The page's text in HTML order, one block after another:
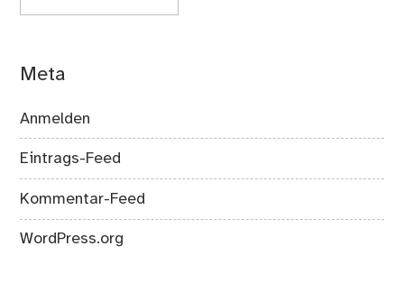
Meta
Anmelden
Eintrags-Feed
Kommentar-Feed
WordPress.org